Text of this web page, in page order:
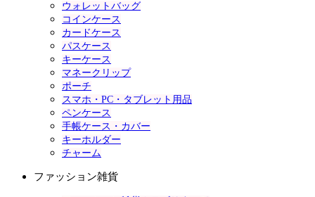
ウォレットバッグ
コインケース
カードケース
パスケース
キーケース
マネークリップ
ポーチ
スマホ・PC・タブレット用品
ペンケース
手帳ケース・カバー
キーホルダー
チャーム
ファッション雑貨